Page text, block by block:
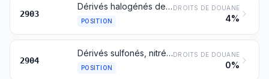
2903
Dérivés halogénés des hydrocarbures
POSITION
DROITS DE DOUANE
4%
2904
Dérivés sulfonés, nitrés ou nitrosés des hydrocarbures, même halogénés
POSITION
DROITS DE DOUANE
0%